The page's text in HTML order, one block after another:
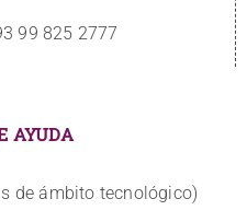
99 825 2777
AYUDA
de ámbito tecnológico)